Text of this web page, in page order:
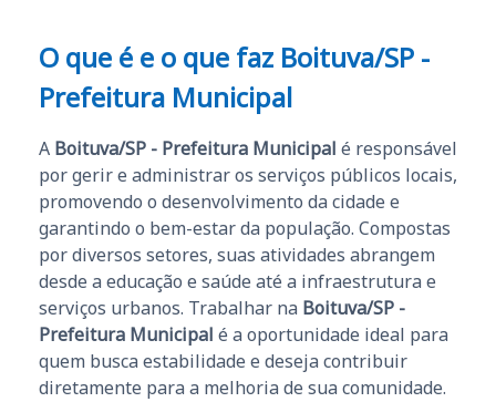
O que é e o que faz Boituva/SP -
Prefeitura Municipal
A Boituva/SP - Prefeitura Municipal é responsável
por gerir e administrar os serviços públicos locais,
promovendo o desenvolvimento da cidade e
garantindo o bem-estar da população. Compostas
por diversos setores, suas atividades abrangem
desde a educação e saúde até a infraestrutura e
serviços urbanos. Trabalhar na Boituva/SP -
Prefeitura Municipal é a oportunidade ideal para
quem busca estabilidade e deseja contribuir
diretamente para a melhoria de sua comunidade.